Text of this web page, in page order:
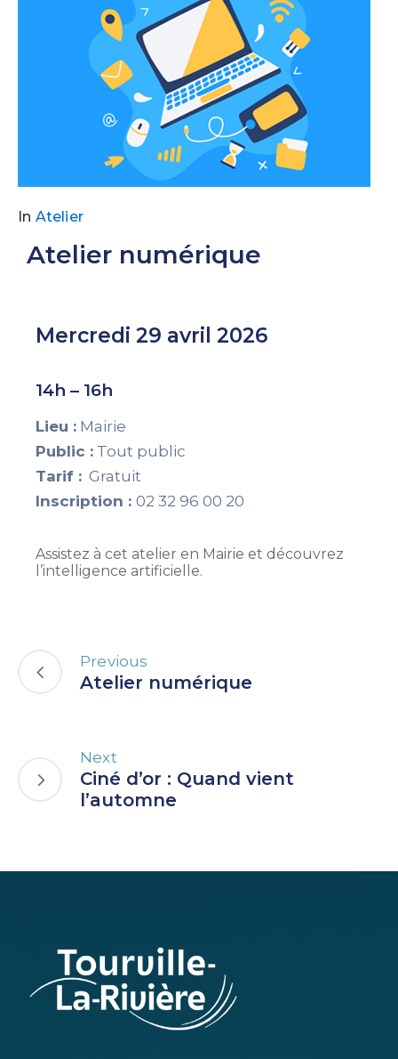
In Atelier
Atelier numérique
Mercredi 29 avril 2026
14h – 16h
Lieu : Mairie
Public : Tout public
Tarif : Gratuit
Inscription : 02 32 96 00 20
Assistez à cet atelier en Mairie et découvrez
l’intelligence artificielle.
Previous
Atelier numérique
Next
Ciné d’or : Quand vient
l’automne